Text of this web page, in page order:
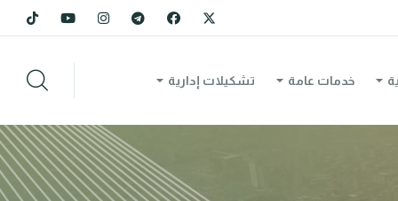
خدمات عامة تشكيلات إدارية